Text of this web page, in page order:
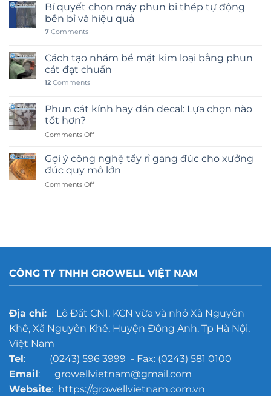
Bí quyết chọn máy phun bi thép tự động
bền bỉ và hiệu quả
7 Comments
Cách tạo nhám bề mặt kim loại bằng phun
cát đạt chuẩn
12Comments
Phun cát kính hay dán decal: Lựa chọn nào
tốt hơn?
Comments Offon
cát
kính
hay
dán
hơn?
Gợi ý công nghệ tẩy rỉ gang đúc cho xưởng
đúc quy mô lớn
Comments Offon
rỉ
cho
xưởng
quy
mô
lớn
CÔNG TY TNHH GROWELL VIỆT NAM
Địa chỉ:Lô Đất CN1, KCN vừa và nhỏ Xã Nguyên
Khê, Xã Nguyên Khê, Huyện Đông Anh, Tp Hà Nội,
Việt Nam
Tel: (0243) 596 3999 - Fax: (0243) 581 0100
Email: growellvietnam@gmail.com
Website: https://growellvietnam.com.vn